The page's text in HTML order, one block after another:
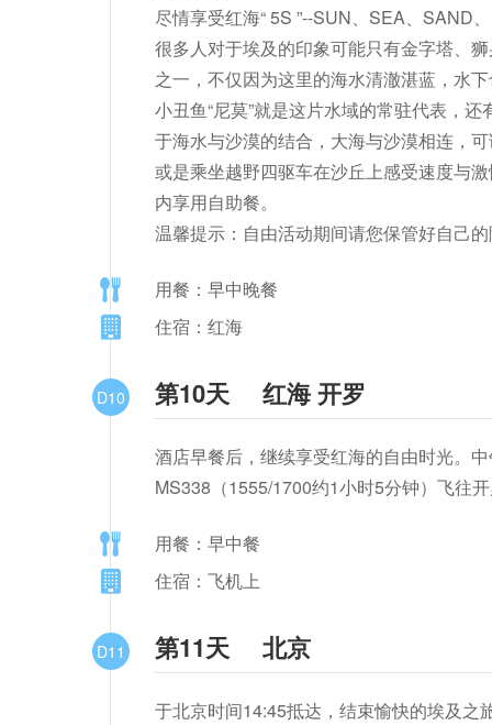
尽情享受红海“ 5S ”--SUN、SEA、SAND
很多人对于埃及的印象可能只有金字塔、
之一，不仅因为这里的海水清澈湛蓝，水
小丑鱼“尼莫”就是这片水域的常驻代表，
于海水与沙漠的结合，大海与沙漠相连，
或是乘坐越野四驱车在沙丘上感受速度与
内享用自助餐。
温馨提示：自由活动期间请您保管好自己
用餐：早中晚餐
住宿：红海
D10 第10天 红海 开罗
酒店早餐后，继续享受红海的自由时光。
MS338（1555/1700约1小时5分钟）飞往
用餐：早中餐
住宿：飞机上
D11 第11天 北京
于北京时间14:45抵达，结束愉快的埃及之